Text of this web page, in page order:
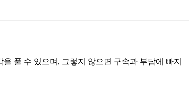
풀 수 있으며, 그렇지 않으면 구속과 부담에 빠지